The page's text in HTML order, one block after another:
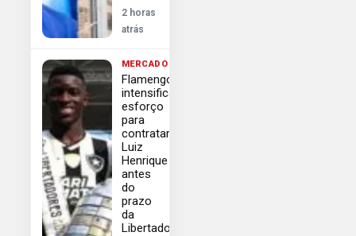
2 horas
atrás
MERCADO
Flamengo
intensifica
esforço
para
contratar
Luiz
Henrique
antes
do
prazo
da
Libertadores